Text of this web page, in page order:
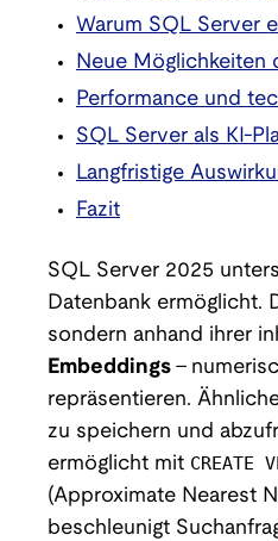
Warum SQL Server
Neue Möglichkeiten
Performance und
SQL Server als KI-
Langfristige
Fazit
SQL Server 2025
Datenbank ermöglicht.
sondern anhand ihrer
Embeddings –
repräsentieren.
zu speichern und
ermöglicht mit CREATE
(Approximate Nearest
beschleunigt